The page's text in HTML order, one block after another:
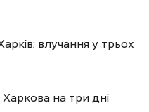
влучання у трьох
на три дні